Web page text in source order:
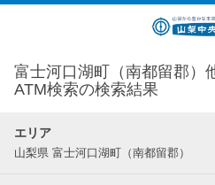
富士河口湖町（南都留郡）
ATM検索の検索結果
エリア
山梨県 富士河口湖町（南都留郡）